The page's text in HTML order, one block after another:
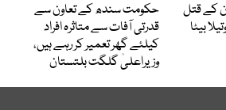
خاتون کے قتل
بیٹا
حکومت سندھ کے تعاون سے
قدرتی آفات سے متاثرہ افراد
کیلئے گھر تعمیر کر رہے ہیں،
وزیراعلیٰ گلگت بلتستان